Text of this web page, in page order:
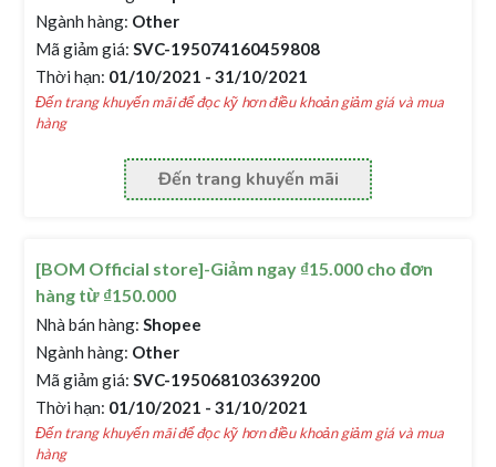
Ngành hàng: Other
Mã giảm giá: SVC-195074160459808
Thời hạn: 01/10/2021 - 31/10/2021
Đến trang khuyến mãi để đọc kỹ hơn điều khoản giảm giá và mua
hàng
Đến trang khuyến mãi
[BOM Official store]-Giảm ngay ₫15.000 cho đơn
hàng từ ₫150.000
Nhà bán hàng: Shopee
Ngành hàng: Other
Mã giảm giá: SVC-195068103639200
Thời hạn: 01/10/2021 - 31/10/2021
Đến trang khuyến mãi để đọc kỹ hơn điều khoản giảm giá và mua
hàng